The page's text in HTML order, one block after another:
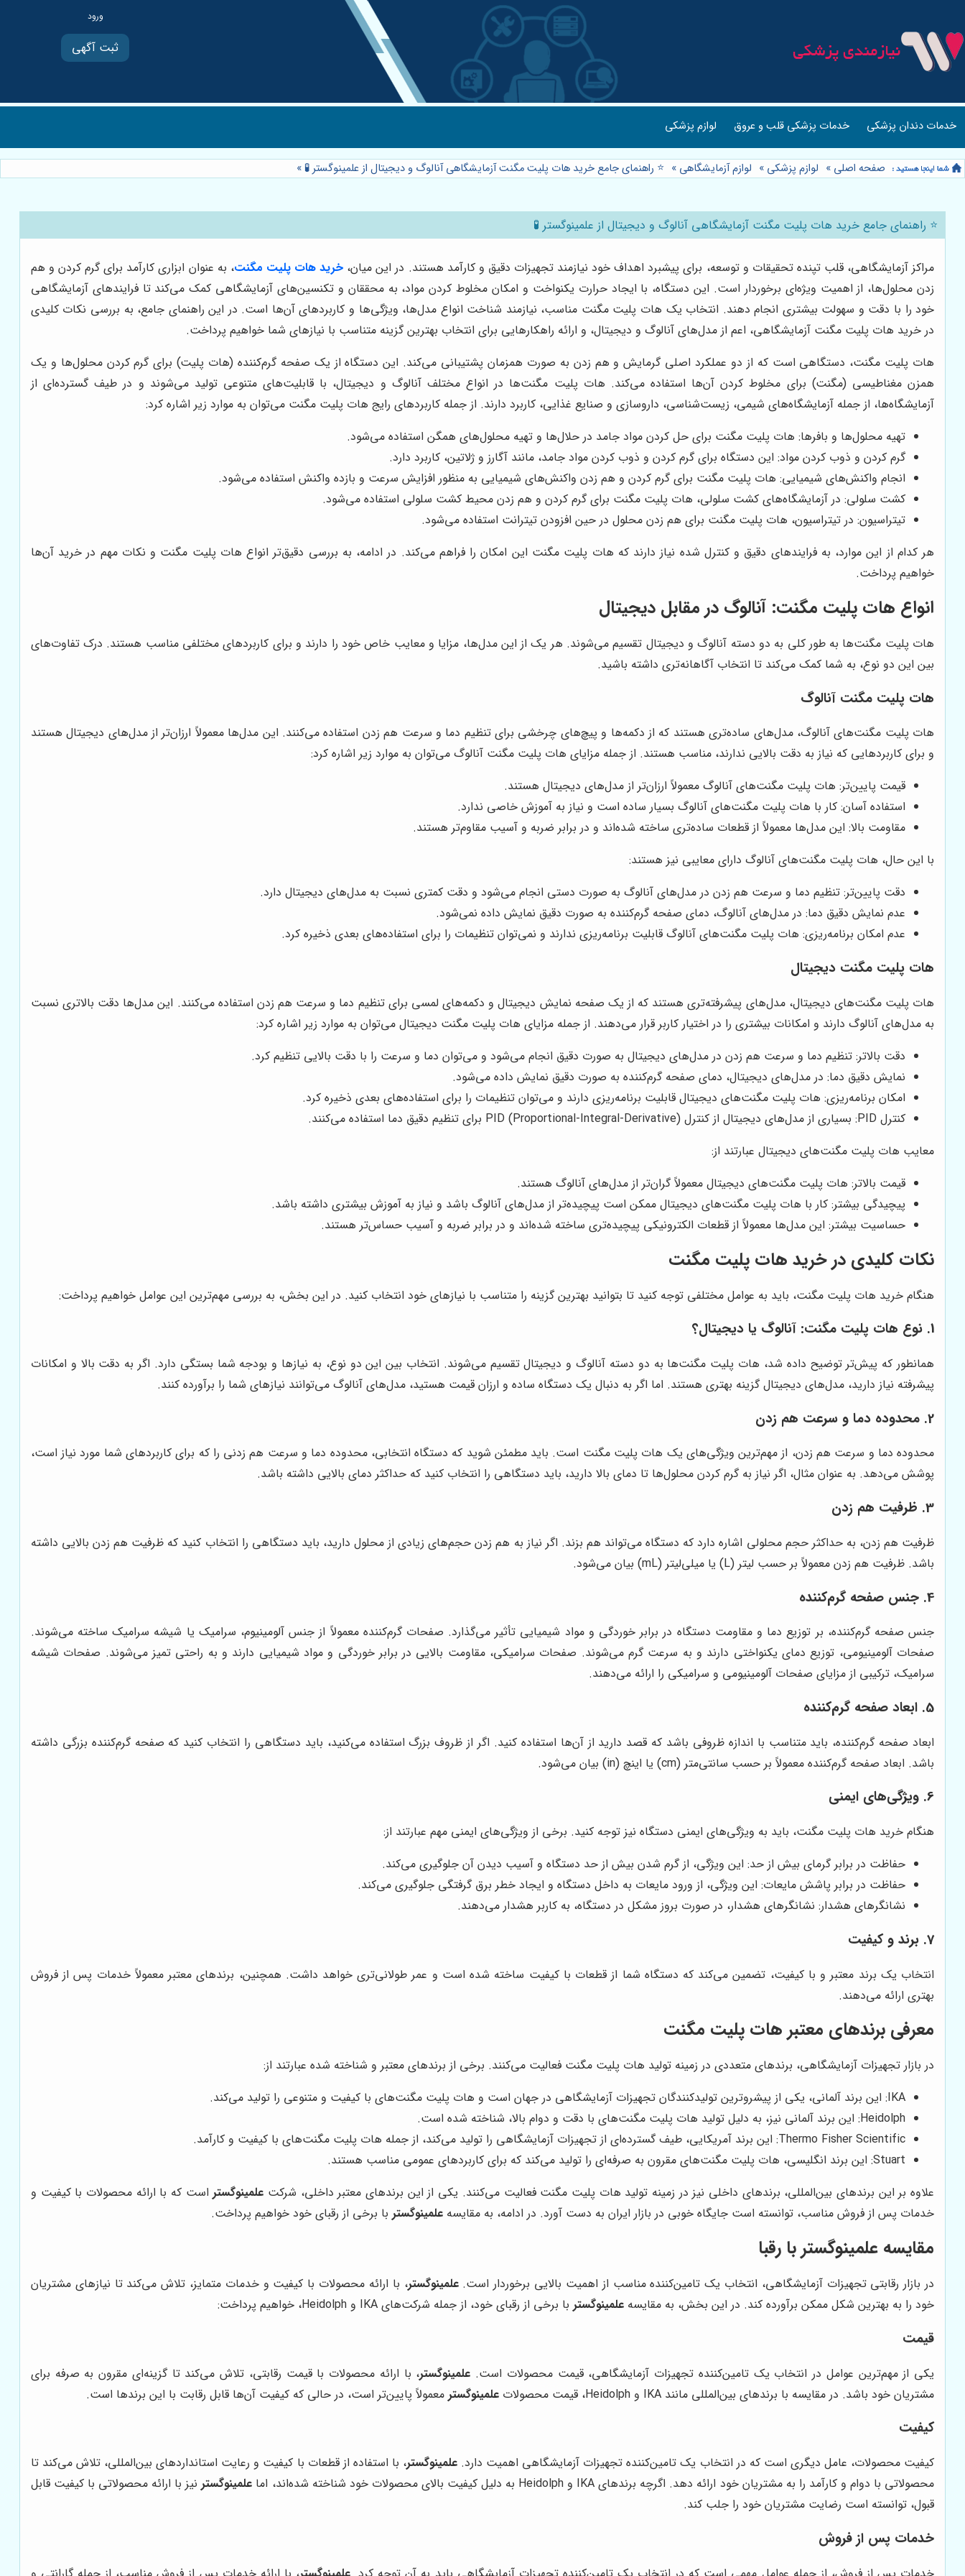
ثبت آگهی
خدمات دندان پزشکی خدمات پزشکی قلب و عروق لوازم پزشکی
صفحه اصلی » لوازم پزشکی » لوازم آزمایشگاهی » ⭐️ راهنمای جامع خرید هات پلیت مگنت آزمایشگاهی آنالوگ و دیجیتال از علمینوگستر 🧪 »
⭐️ راهنمای جامع خرید هات پلیت مگنت آزمایشگاهی آنالوگ و دیجیتال از علمینوگستر 🧪
مراکز آزمایشگاهی، قلب تپنده تحقیقات و توسعه، برای پیشبرد اهداف خود نیازمند تجهیزات دقیق و کارآمد هستند. در این میان، خرید هات پلیت مگنت، به عنوان ابزاری کارآمد برای گرم کردن و هم
زدن محلول‌ها، از اهمیت ویژه‌ای برخوردار است. این دستگاه، با ایجاد حرارت یکنواخت و امکان مخلوط کردن مواد، به محققان و تکنسین‌های آزمایشگاهی کمک می‌کند تا فرایندهای آزمایشگاهی
خود را با دقت و سهولت بیشتری انجام دهند. انتخاب یک هات پلیت مگنت مناسب، نیازمند شناخت انواع مدل‌ها، ویژگی‌ها و کاربردهای آن‌ها است. در این راهنمای جامع، به بررسی نکات کلیدی
در خرید هات پلیت مگنت آزمایشگاهی، اعم از مدل‌های آنالوگ و دیجیتال، و ارائه راهکارهایی برای انتخاب بهترین گزینه متناسب با نیازهای شما خواهیم پرداخت.
هات پلیت مگنت، دستگاهی است که از دو عملکرد اصلی گرمایش و هم زدن به صورت همزمان پشتیبانی می‌کند. این دستگاه از یک صفحه گرم‌کننده (هات پلیت) برای گرم کردن محلول‌ها و یک
همزن مغناطیسی (مگنت) برای مخلوط کردن آن‌ها استفاده می‌کند. هات پلیت مگنت‌ها در انواع مختلف آنالوگ و دیجیتال، با قابلیت‌های متنوعی تولید می‌شوند و در طیف گسترده‌ای از
آزمایشگاه‌ها، از جمله آزمایشگاه‌های شیمی، زیست‌شناسی، داروسازی و صنایع غذایی، کاربرد دارند. از جمله کاربردهای رایج هات پلیت مگنت می‌توان به موارد زیر اشاره کرد:
تهیه محلول‌ها و بافرها: هات پلیت مگنت برای حل کردن مواد جامد در حلال‌ها و تهیه محلول‌های همگن استفاده می‌شود.
گرم کردن و ذوب کردن مواد: این دستگاه برای گرم کردن و ذوب کردن مواد جامد، مانند آگارز و ژلاتین، کاربرد دارد.
انجام واکنش‌های شیمیایی: هات پلیت مگنت برای گرم کردن و هم زدن واکنش‌های شیمیایی به منظور افزایش سرعت و بازده واکنش استفاده می‌شود.
کشت سلولی: در آزمایشگاه‌های کشت سلولی، هات پلیت مگنت برای گرم کردن و هم زدن محیط کشت سلولی استفاده می‌شود.
تیتراسیون: در تیتراسیون، هات پلیت مگنت برای هم زدن محلول در حین افزودن تیترانت استفاده می‌شود.
هر کدام از این موارد، به فرایندهای دقیق و کنترل شده نیاز دارند که هات پلیت مگنت این امکان را فراهم می‌کند. در ادامه، به بررسی دقیق‌تر انواع هات پلیت مگنت و نکات مهم در خرید آن‌ها
خواهیم پرداخت.
انواع هات پلیت مگنت: آنالوگ در مقابل دیجیتال
هات پلیت مگنت‌ها به طور کلی به دو دسته آنالوگ و دیجیتال تقسیم می‌شوند. هر یک از این مدل‌ها، مزایا و معایب خاص خود را دارند و برای کاربردهای مختلفی مناسب هستند. درک تفاوت‌های
بین این دو نوع، به شما کمک می‌کند تا انتخاب آگاهانه‌تری داشته باشید.
هات پلیت مگنت آنالوگ
هات پلیت مگنت‌های آنالوگ، مدل‌های ساده‌تری هستند که از دکمه‌ها و پیچ‌های چرخشی برای تنظیم دما و سرعت هم زدن استفاده می‌کنند. این مدل‌ها معمولاً ارزان‌تر از مدل‌های دیجیتال هستند
و برای کاربردهایی که نیاز به دقت بالایی ندارند، مناسب هستند. از جمله مزایای هات پلیت مگنت آنالوگ می‌توان به موارد زیر اشاره کرد:
قیمت پایین‌تر: هات پلیت مگنت‌های آنالوگ معمولاً ارزان‌تر از مدل‌های دیجیتال هستند.
استفاده آسان: کار با هات پلیت مگنت‌های آنالوگ بسیار ساده است و نیاز به آموزش خاصی ندارد.
مقاومت بالا: این مدل‌ها معمولاً از قطعات ساده‌تری ساخته شده‌اند و در برابر ضربه و آسیب مقاوم‌تر هستند.
با این حال، هات پلیت مگنت‌های آنالوگ دارای معایبی نیز هستند:
دقت پایین‌تر: تنظیم دما و سرعت هم زدن در مدل‌های آنالوگ به صورت دستی انجام می‌شود و دقت کمتری نسبت به مدل‌های دیجیتال دارد.
عدم نمایش دقیق دما: در مدل‌های آنالوگ، دمای صفحه گرم‌کننده به صورت دقیق نمایش داده نمی‌شود.
عدم امکان برنامه‌ریزی: هات پلیت مگنت‌های آنالوگ قابلیت برنامه‌ریزی ندارند و نمی‌توان تنظیمات را برای استفاده‌های بعدی ذخیره کرد.
هات پلیت مگنت دیجیتال
هات پلیت مگنت‌های دیجیتال، مدل‌های پیشرفته‌تری هستند که از یک صفحه نمایش دیجیتال و دکمه‌های لمسی برای تنظیم دما و سرعت هم زدن استفاده می‌کنند. این مدل‌ها دقت بالاتری نسبت
به مدل‌های آنالوگ دارند و امکانات بیشتری را در اختیار کاربر قرار می‌دهند. از جمله مزایای هات پلیت مگنت دیجیتال می‌توان به موارد زیر اشاره کرد:
دقت بالاتر: تنظیم دما و سرعت هم زدن در مدل‌های دیجیتال به صورت دقیق انجام می‌شود و می‌توان دما و سرعت را با دقت بالایی تنظیم کرد.
نمایش دقیق دما: در مدل‌های دیجیتال، دمای صفحه گرم‌کننده به صورت دقیق نمایش داده می‌شود.
امکان برنامه‌ریزی: هات پلیت مگنت‌های دیجیتال قابلیت برنامه‌ریزی دارند و می‌توان تنظیمات را برای استفاده‌های بعدی ذخیره کرد.
کنترل PID: بسیاری از مدل‌های دیجیتال از کنترل PID (Proportional-Integral-Derivative) برای تنظیم دقیق دما استفاده می‌کنند.
معایب هات پلیت مگنت‌های دیجیتال عبارتند از:
قیمت بالاتر: هات پلیت مگنت‌های دیجیتال معمولاً گران‌تر از مدل‌های آنالوگ هستند.
پیچیدگی بیشتر: کار با هات پلیت مگنت‌های دیجیتال ممکن است پیچیده‌تر از مدل‌های آنالوگ باشد و نیاز به آموزش بیشتری داشته باشد.
حساسیت بیشتر: این مدل‌ها معمولاً از قطعات الکترونیکی پیچیده‌تری ساخته شده‌اند و در برابر ضربه و آسیب حساس‌تر هستند.
نکات کلیدی در خرید هات پلیت مگنت
هنگام خرید هات پلیت مگنت، باید به عوامل مختلفی توجه کنید تا بتوانید بهترین گزینه را متناسب با نیازهای خود انتخاب کنید. در این بخش، به بررسی مهم‌ترین این عوامل خواهیم پرداخت:
1. نوع هات پلیت مگنت: آنالوگ یا دیجیتال؟
همانطور که پیش‌تر توضیح داده شد، هات پلیت مگنت‌ها به دو دسته آنالوگ و دیجیتال تقسیم می‌شوند. انتخاب بین این دو نوع، به نیازها و بودجه شما بستگی دارد. اگر به دقت بالا و امکانات
پیشرفته نیاز دارید، مدل‌های دیجیتال گزینه بهتری هستند. اما اگر به دنبال یک دستگاه ساده و ارزان قیمت هستید، مدل‌های آنالوگ می‌توانند نیازهای شما را برآورده کنند.
2. محدوده دما و سرعت هم زدن
محدوده دما و سرعت هم زدن، از مهم‌ترین ویژگی‌های یک هات پلیت مگنت است. باید مطمئن شوید که دستگاه انتخابی، محدوده دما و سرعت هم زدنی را که برای کاربردهای شما مورد نیاز است،
پوشش می‌دهد. به عنوان مثال، اگر نیاز به گرم کردن محلول‌ها تا دمای بالا دارید، باید دستگاهی را انتخاب کنید که حداکثر دمای بالایی داشته باشد.
3. ظرفیت هم زدن
ظرفیت هم زدن، به حداکثر حجم محلولی اشاره دارد که دستگاه می‌تواند هم بزند. اگر نیاز به هم زدن حجم‌های زیادی از محلول دارید، باید دستگاهی را انتخاب کنید که ظرفیت هم زدن بالایی داشته
باشد. ظرفیت هم زدن معمولاً بر حسب لیتر (L) یا میلی‌لیتر (mL) بیان می‌شود.
4. جنس صفحه گرم‌کننده
جنس صفحه گرم‌کننده، بر توزیع دما و مقاومت دستگاه در برابر خوردگی و مواد شیمیایی تأثیر می‌گذارد. صفحات گرم‌کننده معمولاً از جنس آلومینیوم، سرامیک یا شیشه سرامیک ساخته می‌شوند.
صفحات آلومینیومی، توزیع دمای یکنواختی دارند و به سرعت گرم می‌شوند. صفحات سرامیکی، مقاومت بالایی در برابر خوردگی و مواد شیمیایی دارند و به راحتی تمیز می‌شوند. صفحات شیشه
سرامیک، ترکیبی از مزایای صفحات آلومینیومی و سرامیکی را ارائه می‌دهند.
5. ابعاد صفحه گرم‌کننده
ابعاد صفحه گرم‌کننده، باید متناسب با اندازه ظروفی باشد که قصد دارید از آن‌ها استفاده کنید. اگر از ظروف بزرگ استفاده می‌کنید، باید دستگاهی را انتخاب کنید که صفحه گرم‌کننده بزرگی داشته
باشد. ابعاد صفحه گرم‌کننده معمولاً بر حسب سانتی‌متر (cm) یا اینچ (in) بیان می‌شود.
6. ویژگی‌های ایمنی
هنگام خرید هات پلیت مگنت، باید به ویژگی‌های ایمنی دستگاه نیز توجه کنید. برخی از ویژگی‌های ایمنی مهم عبارتند از:
حفاظت در برابر گرمای بیش از حد: این ویژگی، از گرم شدن بیش از حد دستگاه و آسیب دیدن آن جلوگیری می‌کند.
حفاظت در برابر پاشش مایعات: این ویژگی، از ورود مایعات به داخل دستگاه و ایجاد خطر برق گرفتگی جلوگیری می‌کند.
نشانگرهای هشدار: نشانگرهای هشدار، در صورت بروز مشکل در دستگاه، به کاربر هشدار می‌دهند.
7. برند و کیفیت
انتخاب یک برند معتبر و با کیفیت، تضمین می‌کند که دستگاه شما از قطعات با کیفیت ساخته شده است و عمر طولانی‌تری خواهد داشت. همچنین، برندهای معتبر معمولاً خدمات پس از فروش
بهتری ارائه می‌دهند.
معرفی برندهای معتبر هات پلیت مگنت
در بازار تجهیزات آزمایشگاهی، برندهای متعددی در زمینه تولید هات پلیت مگنت فعالیت می‌کنند. برخی از برندهای معتبر و شناخته شده عبارتند از:
IKA: این برند آلمانی، یکی از پیشروترین تولیدکنندگان تجهیزات آزمایشگاهی در جهان است و هات پلیت مگنت‌های با کیفیت و متنوعی را تولید می‌کند.
Heidolph: این برند آلمانی نیز، به دلیل تولید هات پلیت مگنت‌های با دقت و دوام بالا، شناخته شده است.
Thermo Fisher Scientific: این برند آمریکایی، طیف گسترده‌ای از تجهیزات آزمایشگاهی را تولید می‌کند، از جمله هات پلیت مگنت‌های با کیفیت و کارآمد.
Stuart: این برند انگلیسی، هات پلیت مگنت‌های مقرون به صرفه‌ای را تولید می‌کند که برای کاربردهای عمومی مناسب هستند.
علاوه بر این برندهای بین‌المللی، برندهای داخلی نیز در زمینه تولید هات پلیت مگنت فعالیت می‌کنند. یکی از این برندهای معتبر داخلی، شرکت علمینوگستراست که با ارائه محصولات با کیفیت و
خدمات پس از فروش مناسب، توانسته است جایگاه خوبی در بازار ایران به دست آورد. در ادامه، به مقایسه علمینوگستربا برخی از رقبای خود خواهیم پرداخت.
مقایسه علمینوگستر با رقبا
در بازار رقابتی تجهیزات آزمایشگاهی، انتخاب یک تامین‌کننده مناسب از اهمیت بالایی برخوردار است.علمینوگستر، با ارائه محصولات با کیفیت و خدمات متمایز، تلاش می‌کند تا نیازهای مشتریان
خود را به بهترین شکل ممکن برآورده کند. در این بخش، به مقایسه علمینوگستربا برخی از رقبای خود، از جمله شرکت‌های IKA و Heidolph، خواهیم پرداخت:
قیمت
یکی از مهم‌ترین عوامل در انتخاب یک تامین‌کننده تجهیزات آزمایشگاهی، قیمت محصولات است. علمینوگستر، با ارائه محصولات با قیمت رقابتی، تلاش می‌کند تا گزینه‌ای مقرون به صرفه برای
مشتریان خود باشد. در مقایسه با برندهای بین‌المللی مانند IKA و Heidolph، قیمت محصولات
علمینوگستر معمولاً پایین‌تر است، در حالی که کیفیت آن‌ها قابل رقابت با این برندها است.
کیفیت
کیفیت محصولات، عامل دیگری است که در انتخاب یک تامین‌کننده تجهیزات آزمایشگاهی اهمیت دارد.علمینوگستر، با استفاده از قطعات با کیفیت و رعایت استانداردهای بین‌المللی، تلاش می‌کند تا
محصولاتی با دوام و کارآمد را به مشتریان خود ارائه دهد. اگرچه برندهای IKA و Heidolph به دلیل کیفیت بالای محصولات خود شناخته شده‌اند، اما
علمینوگسترنیز با ارائه محصولاتی با کیفیت قابل
قبول، توانسته است رضایت مشتریان خود را جلب کند.
خدمات پس از فروش